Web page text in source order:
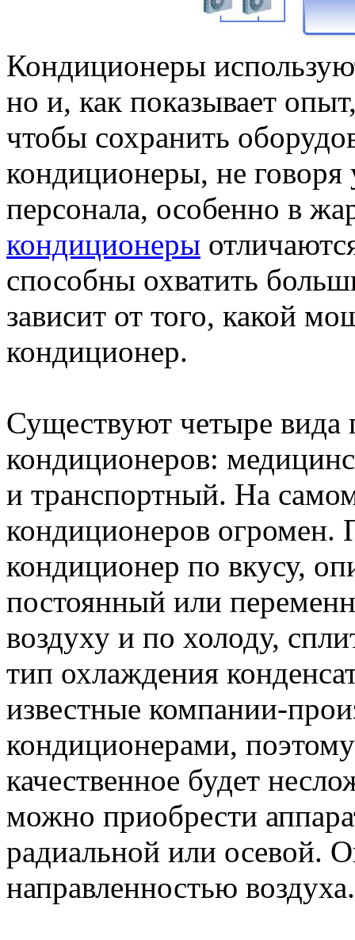
Кондиционеры
но и, как показывает
чтобы сохранить
кондиционеры, не говоря
персонала, особенно в
кондиционеры
способны охватить
зависит от того, какой
кондиционер.
Существуют четыре
кондиционеров:
и транспортный. На
кондиционеров огромен.
кондиционер по вкусу,
постоянный или
воздуху и по холоду,
тип охлаждения
известные компании-
кондиционерами,
качественное будет
можно приобрести
радиальной или осевой.
направленностью воздуха.